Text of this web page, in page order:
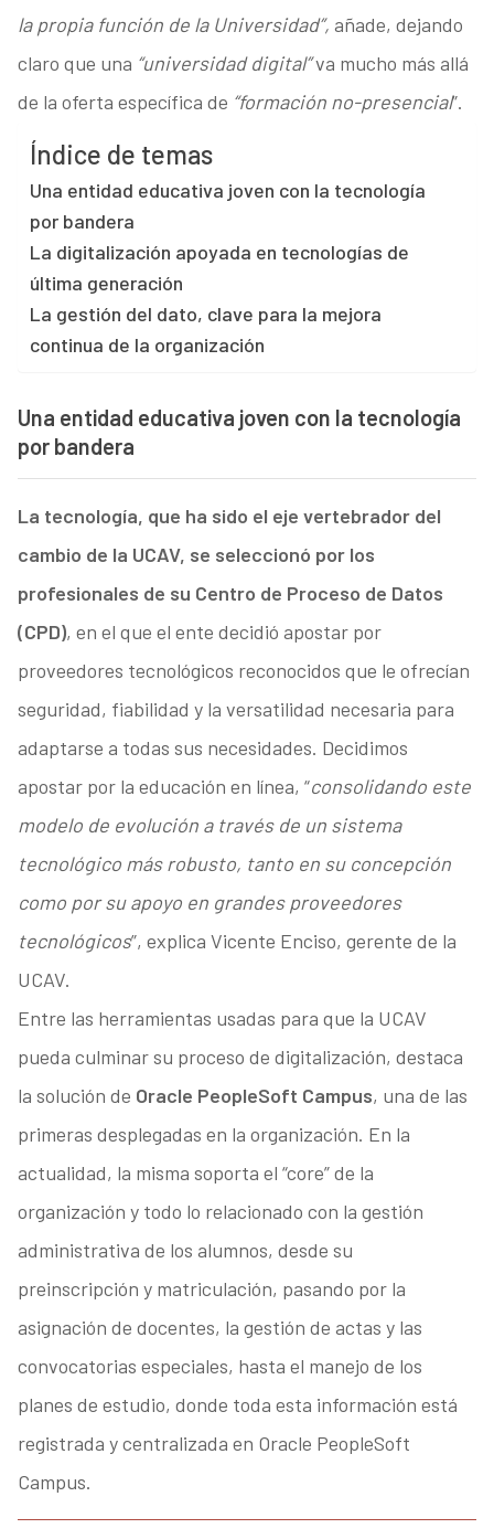
la propia función de la Universidad”, añade, dejando
claro que una “universidad digital”va mucho más allá
de la oferta específica de “formación no-presencial”.
Índice de temas
Una entidad educativa joven con la tecnología
por bandera
La digitalización apoyada en tecnologías de
última generación
La gestión del dato, clave para la mejora
continua de la organización
Una entidad educativa joven con la tecnología
por bandera
La tecnología, que ha sido el eje vertebrador del
cambio de la UCAV, se seleccionó por los
profesionales de su Centro de Proceso de Datos
(CPD), en el que el ente decidió apostar por
proveedores tecnológicos reconocidos que le ofrecían
seguridad, fiabilidad y la versatilidad necesaria para
adaptarse a todas sus necesidades. Decidimos
apostar por la educación en línea, “consolidando este
modelo de evolución a través de un sistema
tecnológico más robusto, tanto en su concepción
como por su apoyo en grandes proveedores
tecnológicos”, explica Vicente Enciso, gerente de la
UCAV.
Entre las herramientas usadas para que la UCAV
pueda culminar su proceso de digitalización, destaca
la solución de Oracle PeopleSoft Campus, una de las
primeras desplegadas en la organización. En la
actualidad, la misma soporta el “core” de la
organización y todo lo relacionado con la gestión
administrativa de los alumnos, desde su
preinscripción y matriculación, pasando por la
asignación de docentes, la gestión de actas y las
convocatorias especiales, hasta el manejo de los
planes de estudio, donde toda esta información está
registrada y centralizada en Oracle PeopleSoft
Campus.